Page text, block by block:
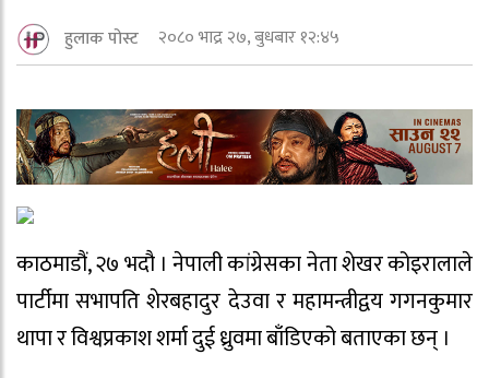
हुलाक पोस्ट २०८० भाद्र २७, बुधबार १२:४५
काठमाडौं, २७ भदौ । नेपाली कांग्रेसका नेता शेखर कोइरालाले
पार्टीमा सभापति शेरबहादुर देउवा र महामन्त्रीद्वय गगनकुमार
थापा र विश्वप्रकाश शर्मा दुई ध्रुवमा बाँडिएको बताएका छन् ।